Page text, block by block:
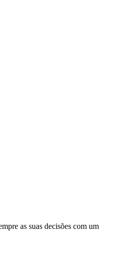
as suas decisões com um